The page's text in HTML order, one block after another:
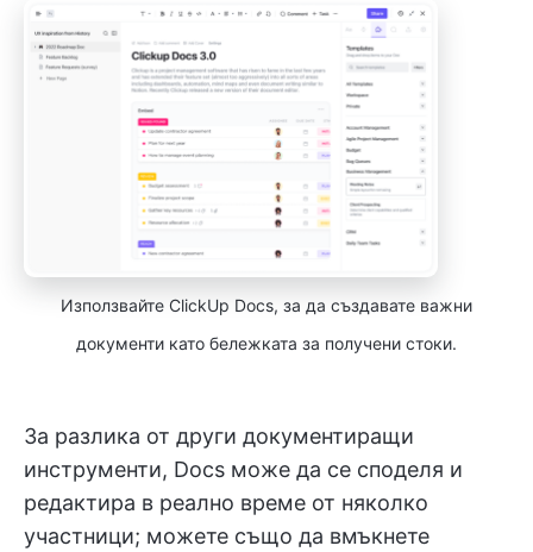
Използвайте ClickUp Docs, за да създавате важни
документи като бележката за получени стоки.
За разлика от други документиращи
инструменти, Docs може да се споделя и
редактира в реално време от няколко
участници; можете също да вмъкнете